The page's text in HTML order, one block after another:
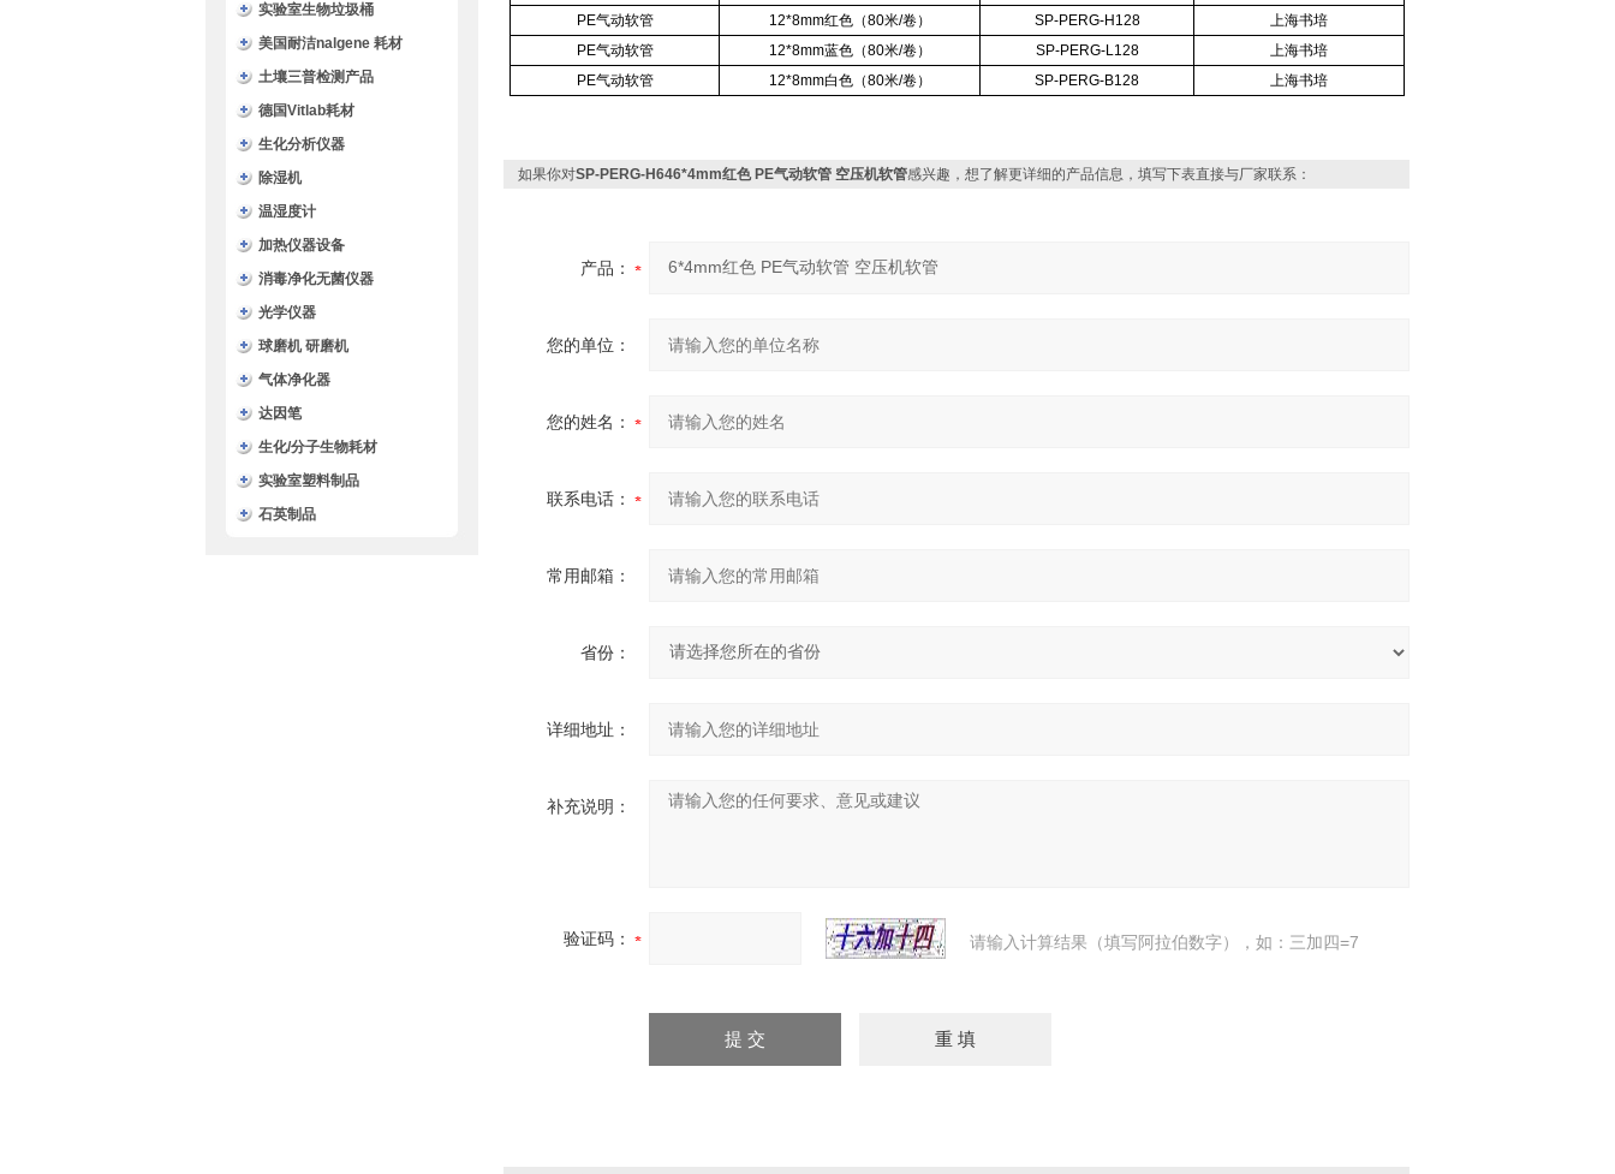
实验室生物垃圾桶
美国耐洁nalgene 耗材
土壤三普检测产品
德国Vitlab耗材
生化分析仪器
除湿机
温湿度计
加热仪器设备
消毒净化无菌仪器
光学仪器
球磨机 研磨机
气体净化器
达因笔
生化/分子生物耗材
实验室塑料制品
石英制品
PE气动软管
12*8mm红色（80米/卷） SP-PERG-H128
上海书培
PE气动软管
12*8mm蓝色（80米/卷） SP-PERG-L128
上海书培
PE气动软管
12*8mm白色（80米/卷） SP-PERG-B128 上海书培
如果你对SP-PERG-H646*4mm红色 PE气动软管 空压机软管感兴趣，想了解更详细的产品信息，填写下表直接与厂家联系：
产品：
您的单位：
您的姓名：
联系电话：
常用邮箱：
省份：
详细地址：
补充说明：
验证码： 请输入计算结果（填写阿拉伯数字），如：三加四=7